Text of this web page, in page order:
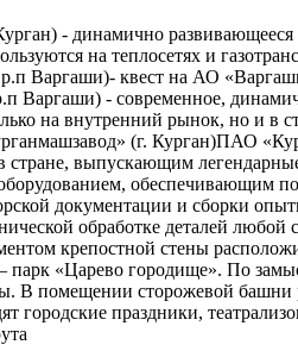
- динамично развивающееся
на теплосетях и
р.п Варгаши)- квест на АО
- современное,
на внутренний рынок, но и
(г. Курган)ПАО
стране, выпускающим
обеспечивающим
документации и сборки
обработке деталей
крепостной стены
парк «Царево городище». По
В помещении сторожевой
городские праздники,